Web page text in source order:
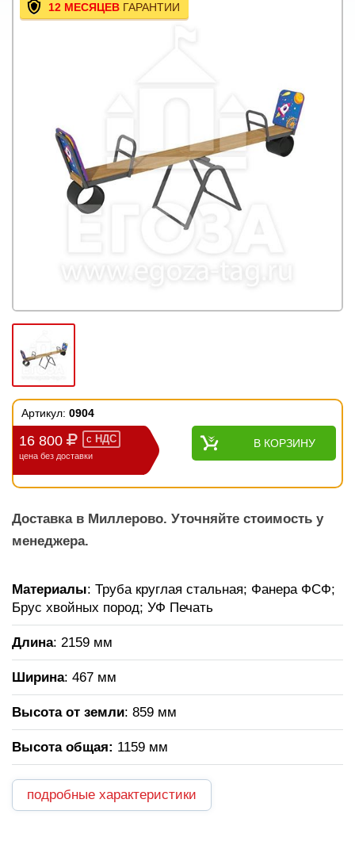
12 МЕСЯЦЕВ ГАРАНТИИ
Артикул: 0904
16 800 с НДС
цена без доставки
В КОРЗИНУ
Доставка в Миллерово. Уточняйте стоимость у
менеджера.
Материалы: Труба круглая стальная; Фанера ФСФ;
Брус хвойных пород; УФ Печать
Длина: 2159 мм
Ширина: 467 мм
Высота от земли: 859 мм
Высота общая: 1159 мм
подробные характеристики